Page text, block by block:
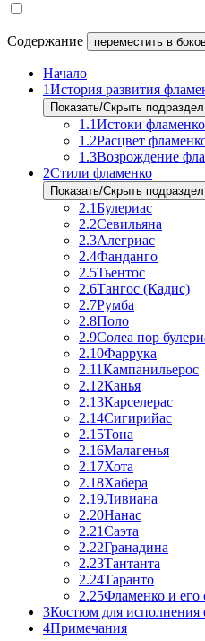
Содержание переместить в
Начало
1История развития
Показать/Скрыть
1.1Истоки фламенко
1.2Расцвет
1.3Возрождение
2Стили фламенко
Показать/Скрыть
2.1Булериас
2.2Севильяна
2.3Алегриас
2.4Фанданго
2.5Тьентос
2.6Тангос (Кадис)
2.7Румба
2.8Поло
2.9Солеа пор
2.10Фаррука
2.11Кампанильерос
2.12Канья
2.13Карселерас
2.14Сигирийас
2.15Тона
2.16Малагенья
2.17Хота
2.18Хабера
2.19Ливиана
2.20Нанас
2.21Саэта
2.22Гранадина
2.23Тантанта
2.24Таранто
2.25Фламенко и его
3Костюм для исполнения
4Примечания